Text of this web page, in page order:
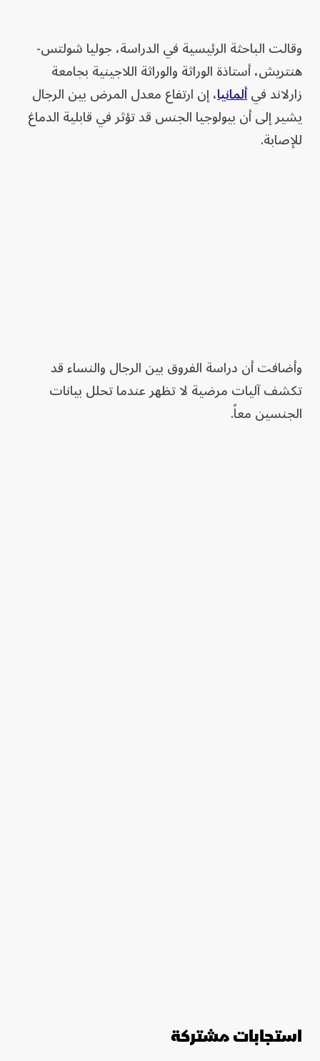
وقالت الباحثة الرئيسية في الدراسة، جوليا شولتس-
هنتريش، أستاذة الوراثة والوراثة اللاجينية بجامعة
زارلاند فيألمانيا، إن ارتفاع معدل المرض بين الرجال
يشير إلى أن بيولوجيا الجنس قد تؤثر في قابلية الدماغ
للإصابة.
وأضافت أن دراسة الفروق بين الرجال والنساء قد
تكشف آليات مرضية لا تظهر عندما تحلل بيانات
الجنسين معاً.
استجابات مشتركة